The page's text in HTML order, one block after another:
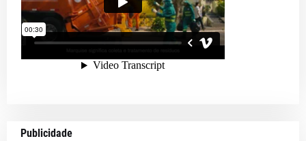
Publicidade